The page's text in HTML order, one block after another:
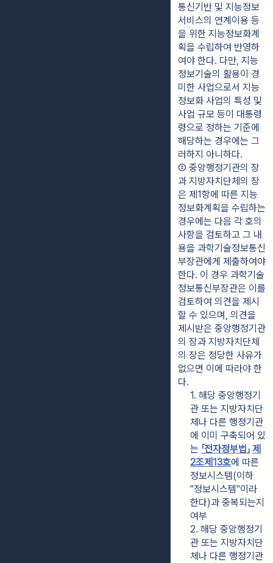
통신기반 및 지능정보
서비스의 연계이용 등
을 위한 지능정보화계
획을 수립하여 반영하
여야 한다. 다만, 지능
정보기술의 활용이 경
미한 사업으로서 지능
정보화 사업의 특성 및
사업 규모 등이 대통령
령으로 정하는 기준에
해당하는 경우에는 그
러하지 아니하다.
② 중앙행정기관의 장
과 지방자치단체의 장
은 제1항에 따른 지능
정보화계획을 수립하는
경우에는 다음 각 호의
사항을 검토하고 그 내
용을 과학기술정보통신
부장관에게 제출하여야
한다. 이 경우 과학기술
정보통신부장관은 이를
검토하여 의견을 제시
할 수 있으며, 의견을
제시받은 중앙행정기관
의 장과 지방자치단체
의 장은 정당한 사유가
없으면 이에 따라야 한
다.
1. 해당 중앙행정기
관 또는 지방자치단
체나 다른 행정기관
에 이미 구축되어 있
는 「전자정부법」 제
2조제13호에 따른
정보시스템(이하
"정보시스템"이라
한다)과 중복되는지
여부
2. 해당 중앙행정기
관 또는 지방자치단
체나 다른 행정기관